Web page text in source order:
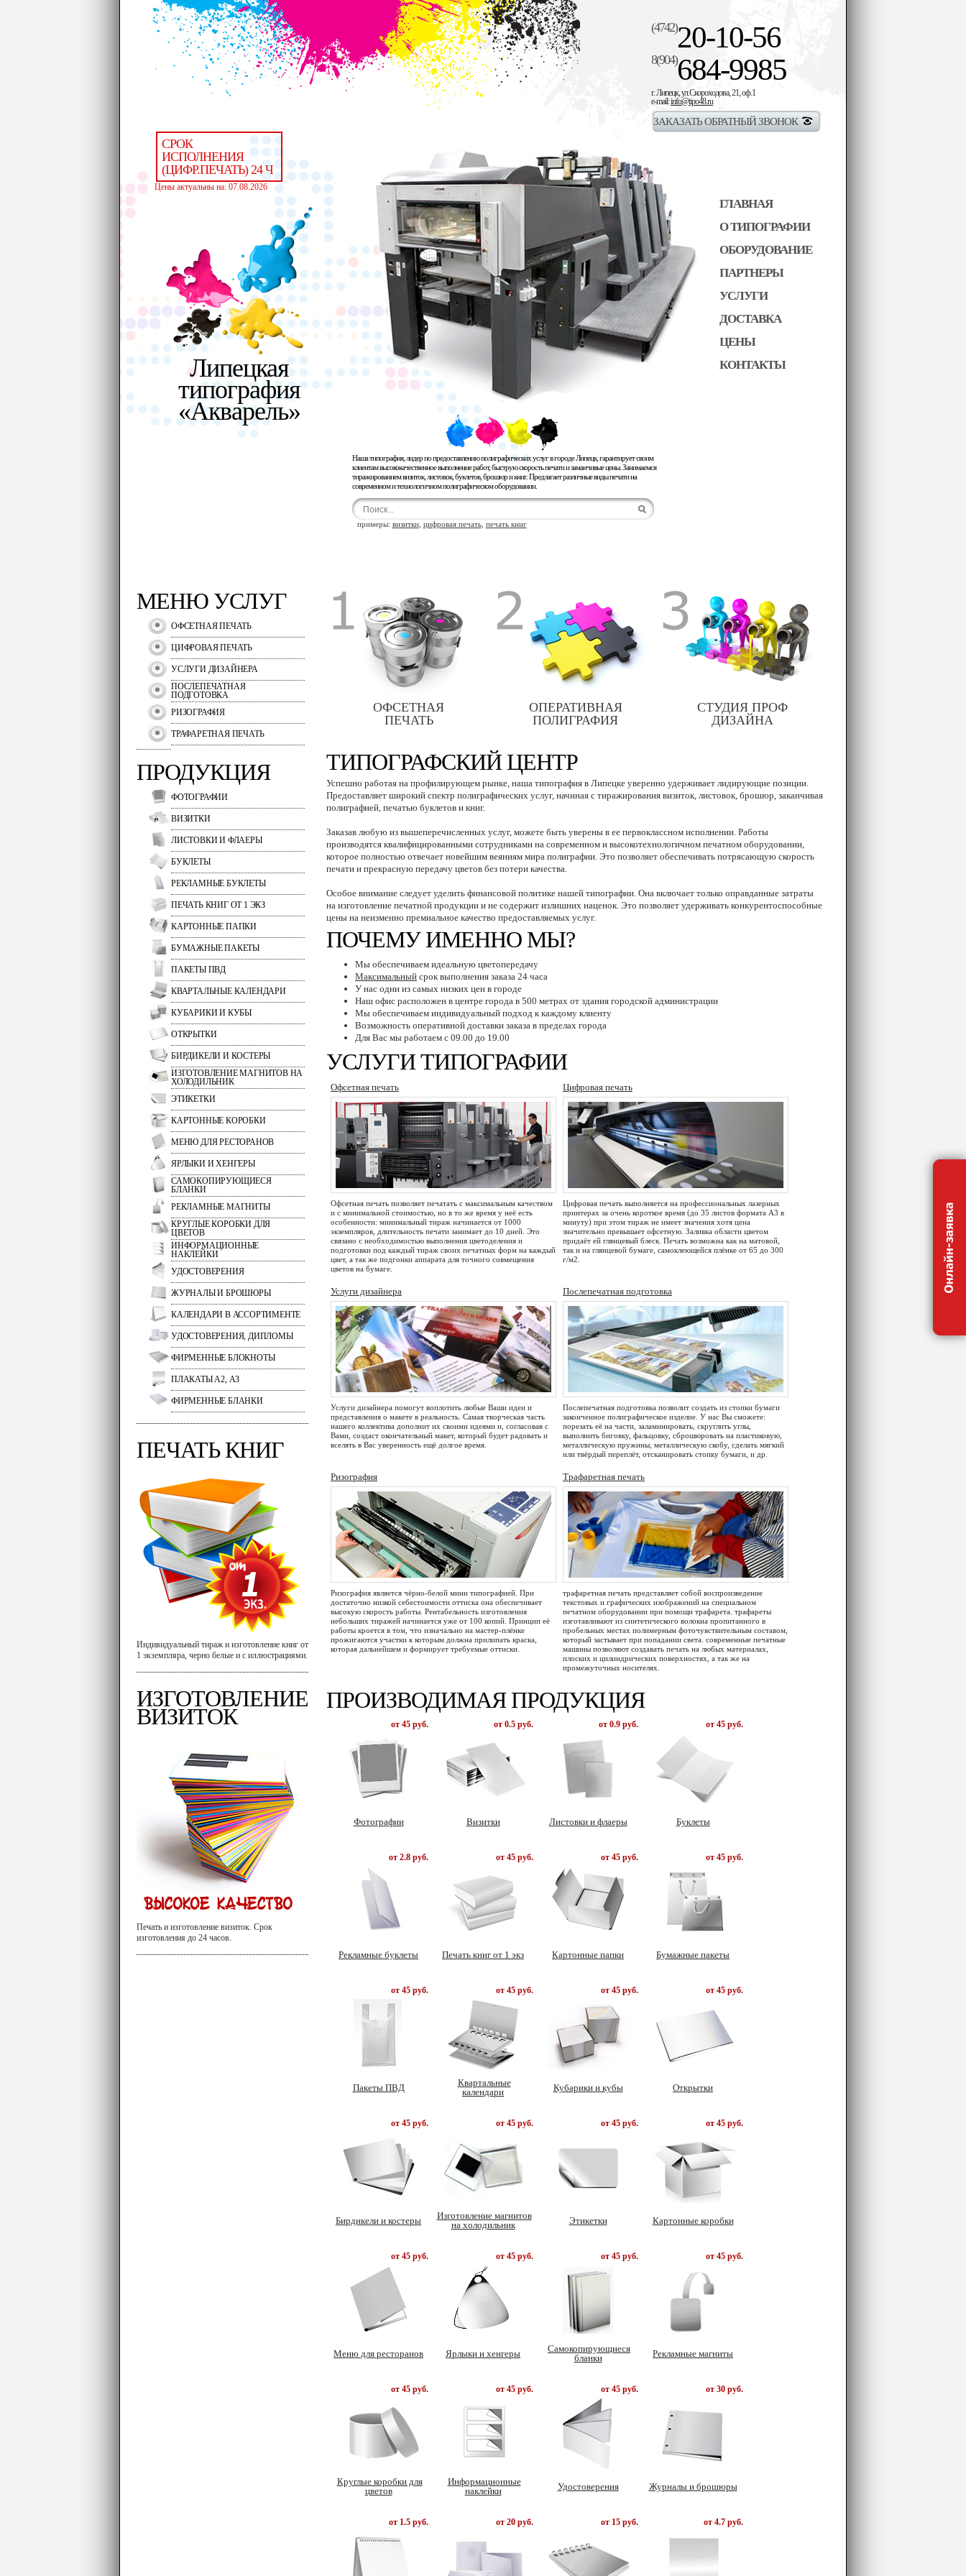
(4742)20-10-56
8(904)684-9985
г. Липецк, ул.Скороходова, 21, оф.1
e-mail:info@tipo48.ru
ЗАКАЗАТЬ ОБРАТНЫЙ ЗВОНОК
СРОК
ИСПОЛНЕНИЯ
(ЦИФР.ПЕЧАТЬ) 24 Ч
Цены актуальны на: 07.08.2026
Липецкая
типография
«Акварель»
ГЛАВНАЯ
О ТИПОГРАФИИ
ОБОРУДОВАНИЕ
ПАРТНЕРЫ
УСЛУГИ
ДОСТАВКА
ЦЕНЫ
КОНТАКТЫ
Наша типография, лидер по предоставлению полиграфических услуг в городе Липецк, гарантирует своим
клиентам высококачественное выполнение работ, быструю скорость печати и заманчивые цены. Занимаемся
тиражированием визиток, листовок, буклетов, брошюр и книг. Предлагает различные виды печати на
современном и технологичном полиграфическом оборудовании.
примеры: визитки, цифровая печать, печать книг
МЕНЮ УСЛУГ
ОФСЕТНАЯ ПЕЧАТЬ
ЦИФРОВАЯ ПЕЧАТЬ
УСЛУГИ ДИЗАЙНЕРА
ПОСЛЕПЕЧАТНАЯ
ПОДГОТОВКА
РИЗОГРАФИЯ
ТРАФАРЕТНАЯ ПЕЧАТЬ
ПРОДУКЦИЯ
ФОТОГРАФИИ
ВИЗИТКИ
ЛИСТОВКИ И ФЛАЕРЫ
БУКЛЕТЫ
РЕКЛАМНЫЕ БУКЛЕТЫ
ПЕЧАТЬ КНИГ ОТ 1 ЭКЗ
КАРТОННЫЕ ПАПКИ
БУМАЖНЫЕ ПАКЕТЫ
ПАКЕТЫ ПВД
КВАРТАЛЬНЫЕ КАЛЕНДАРИ
КУБАРИКИ И КУБЫ
ОТКРЫТКИ
БИРДИКЕЛИ И КОСТЕРЫ
ИЗГОТОВЛЕНИЕ МАГНИТОВ НА
ХОЛОДИЛЬНИК
ЭТИКЕТКИ
КАРТОННЫЕ КОРОБКИ
МЕНЮ ДЛЯ РЕСТОРАНОВ
ЯРЛЫКИ И ХЕНГЕРЫ
САМОКОПИРУЮЩИЕСЯ
БЛАНКИ
РЕКЛАМНЫЕ МАГНИТЫ
КРУГЛЫЕ КОРОБКИ ДЛЯ
ЦВЕТОВ
ИНФОРМАЦИОННЫЕ
НАКЛЕЙКИ
УДОСТОВЕРЕНИЯ
ЖУРНАЛЫ И БРОШЮРЫ
КАЛЕНДАРИ В АССОРТИМЕНТЕ
УДОСТОВЕРЕНИЯ, ДИПЛОМЫ
ФИРМЕННЫЕ БЛОКНОТЫ
ПЛАКАТЫ А2, А3
ФИРМЕННЫЕ БЛАНКИ
ПЕЧАТЬ КНИГ
Индивидуальный тираж и изготовление книг от
1 экземпляра, черно белые и с иллюстрациями.
ИЗГОТОВЛЕНИЕ
ВИЗИТОК
Печать и изготовление визиток. Срок
изготовления до 24 часов.
ОФСЕТНАЯ
ПЕЧАТЬ
ОПЕРАТИВНАЯ
ПОЛИГРАФИЯ
СТУДИЯ ПРОФ
ДИЗАЙНА
ТИПОГРАФСКИЙ ЦЕНТР
Успешно работая на профилирующем рынке, наша типография в Липецке уверенно удерживает лидирующие позиции.
Предоставляет широкий спектр полиграфических услуг, начиная с тиражирования визиток, листовок, брошюр, заканчивая
полиграфией, печатью буклетов и книг.
Заказав любую из вышеперечисленных услуг, можете быть уверены в ее первоклассном исполнении. Работы
производятся квалифицированными сотрудниками на современном и высокотехнологичном печатном оборудовании,
которое полностью отвечает новейшим веяниям мира полиграфии. Это позволяет обеспечивать потрясающую скорость
печати и прекрасную передачу цветов без потери качества.
Особое внимание следует уделить финансовой политике нашей типографии. Она включает только оправданные затраты
на изготовление печатной продукции и не содержит излишних наценок. Это позволяет удерживать конкурентоспособные
цены на неизменно премиальное качество предоставляемых услуг.
ПОЧЕМУ ИМЕННО МЫ?
Мы обеспечиваем идеальную цветопередачу
Максимальный срок выполнения заказа 24 часа
У нас одни из самых низких цен в городе
Наш офис расположен в центре города в 500 метрах от здания городской администрации
Мы обеспечиваем индивидуальный подход к каждому клиенту
Возможность оперативной доставки заказа в пределах города
Для Вас мы работаем с 09.00 до 19.00
УСЛУГИ ТИПОГРАФИИ
Офсетная печать
Офсетная печать позволяет печатать с максимальным качеством
и с минимальной стоимостью, но в то же время у неё есть
особенности: минимальный тираж начинается от 1000
экземпляров, длительность печати занимает до 10 дней. Это
связано с необходимостью выполнения цветоделения и
подготовки под каждый тираж своих печатных форм на каждый
цвет, а так же подгонки аппарата для точного совмещения
цветов на бумаге.
Цифровая печать
Цифровая печать выполняется на профессиональных лазерных
принтерах за очень короткое время (до 35 листов формата А3 в
минуту) при этом тираж не имеет значения хотя цена
значительно превышает офсетную. Заливка области цветом
придаёт ей глянцевый блеск. Печать возможна как на матовой,
так и на глянцевой бумаге, самоклеющейся плёнке от 65 до 300
г/м2.
Услуги дизайнера
Услуги дизайнера помогут воплотить любые Ваши идеи и
представления о макете в реальность. Самая творческая часть
нашего коллектива дополнит их своими идеями и, согласовав с
Вами, создаст окончательный макет, который будет радовать и
вселять в Вас уверенность ещё долгое время.
Послепечатная подготовка
Послепечатная подготовка позволит создать из стопки бумаги
законченное полиграфическое изделие. У нас Вы сможете:
порезать её на части, заламинировать, скруглить углы,
выполнить биговку, фальцовку, сброшюровать на пластиковую,
металлическую пружины, металлическую скобу, сделать мягкий
или твёрдый переплёт, отсканировать стопку бумаги, и др.
Ризография
Ризография является чёрно-белой мини типографией. При
достаточно низкой себестоимости оттиска она обеспечивает
высокую скорость работы. Рентабельность изготовления
небольших тиражей начинается уже от 100 копий. Принцип её
работы кроется в том, что изначально на мастер-плёнке
прожигаются участки к которым должна прилипать краска,
которая дальнейшем и формирует требуемые оттиски.
Трафаретная печать
трафаретная печать представляет собой воспроизведение
текстовых и графических изображений на специальном
печатном оборудовании при помощи трафарета. трафареты
изготавливают из синтетического волокна пропитанного в
пробельных местах полимерным фоточувствительным составом,
который застывает при попадании света. современные печатные
машины позволяют создавать печать на любых материалах,
плоских и цилиндрических поверхностях, а так же на
промежуточных носителях.
ПРОИЗВОДИМАЯ ПРОДУКЦИЯ
от 45 руб.
Фотографии
от 0.5 руб.
Визитки
от 0.9 руб.
Листовки и флаеры
от 45 руб.
Буклеты
от 2.8 руб.
Рекламные буклеты
от 45 руб.
Печать книг от 1 экз
от 45 руб.
Картонные папки
от 45 руб.
Бумажные пакеты
от 45 руб.
Пакеты ПВД
от 45 руб.
Квартальные
календари
от 45 руб.
Кубарики и кубы
от 45 руб.
Открытки
от 45 руб.
Бирдикели и костеры
от 45 руб.
Изготовление магнитов
на холодильник
от 45 руб.
Этикетки
от 45 руб.
Картонные коробки
от 45 руб.
Меню для ресторанов
от 45 руб.
Ярлыки и хенгеры
от 45 руб.
Самокопирующиеся
бланки
от 45 руб.
Рекламные магниты
от 45 руб.
Круглые коробки для
цветов
от 45 руб.
Информационные
наклейки
от 45 руб.
Удостоверения
от 30 руб.
Журналы и брошюры
от 1.5 руб. от 20 руб. от 15 руб. от 4.7 руб.